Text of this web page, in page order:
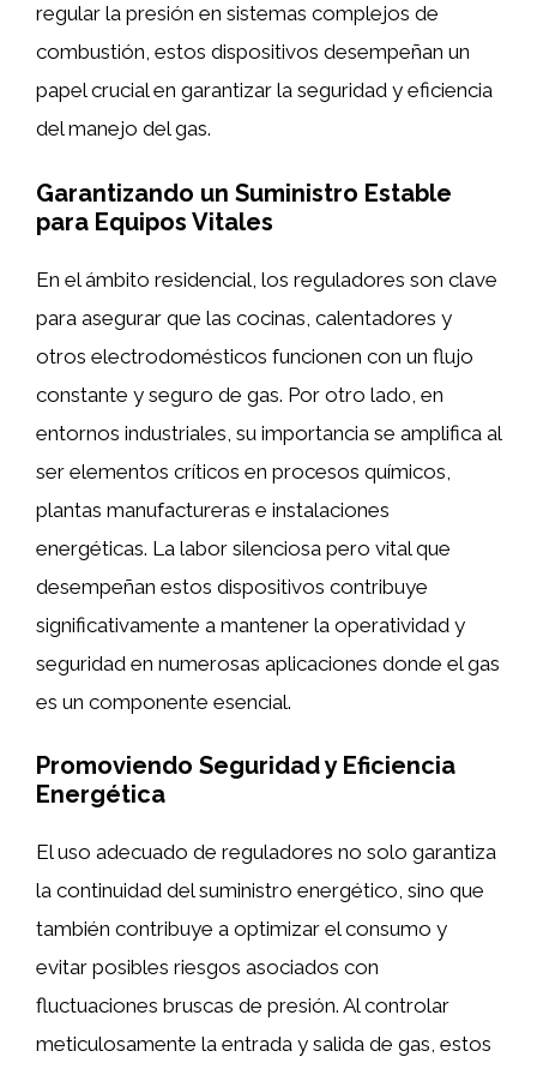
regular la presión en sistemas complejos de
combustión, estos dispositivos desempeñan un
papel crucial en garantizar la seguridad y eficiencia
del manejo del gas.
Garantizando un Suministro Estable
para Equipos Vitales
En el ámbito residencial, los reguladores son clave
para asegurar que las cocinas, calentadores y
otros electrodomésticos funcionen con un flujo
constante y seguro de gas. Por otro lado, en
entornos industriales, su importancia se amplifica al
ser elementos críticos en procesos químicos,
plantas manufactureras e instalaciones
energéticas. La labor silenciosa pero vital que
desempeñan estos dispositivos contribuye
significativamente a mantener la operatividad y
seguridad en numerosas aplicaciones donde el gas
es un componente esencial.
Promoviendo Seguridad y Eficiencia
Energética
El uso adecuado de reguladores no solo garantiza
la continuidad del suministro energético, sino que
también contribuye a optimizar el consumo y
evitar posibles riesgos asociados con
fluctuaciones bruscas de presión. Al controlar
meticulosamente la entrada y salida de gas, estos